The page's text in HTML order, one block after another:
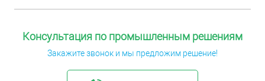
Консультация по промышленным решениям
Закажите звонок и мы предложим решение!